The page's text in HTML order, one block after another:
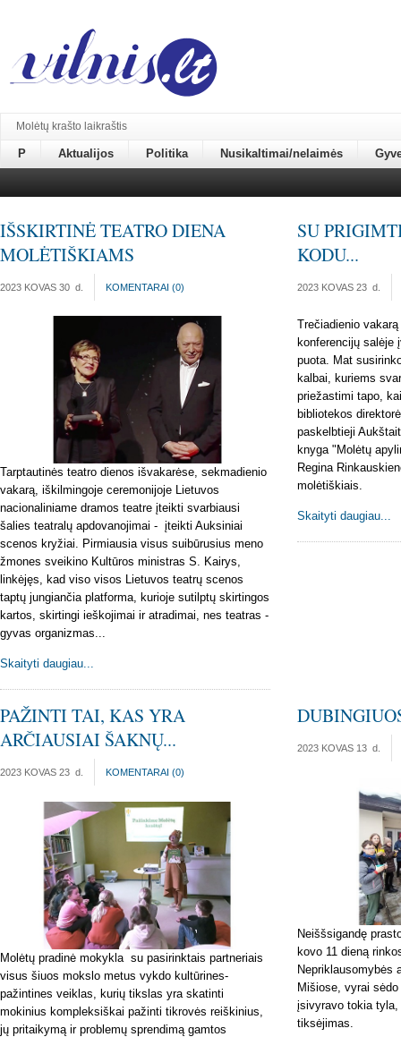
Molėtų krašto laikraštis
P Aktualijos Politika Nusikaltimai/nelaimės
IŠSKIRTINĖ TEATRO DIENA
MOLĖTIŠKIAMS
2023 KOVAS 30 d. KOMENTARAI (0)
Tarptautinės teatro dienos išvakarėse, sekmadienio
vakarą, iškilmingoje ceremonijoje Lietuvos
nacionaliniame dramos teatre įteikti svarbiausi
šalies teatralų apdovanojimai - įteikti Auksiniai
scenos kryžiai. Pirmiausia visus suibūrusius meno
žmones sveikino Kultūros ministras S. Kairys,
linkėjęs, kad viso visos Lietuvos teatrų scenos
taptų jungiančia platforma, kurioje sutilptų skirtingos
kartos, skirtingi ieškojimai ir atradimai, nes teatras -
gyvas organizmas...
Skaityti daugiau...
SU
KODU...
2023 KOVAS 23 d.
Trečiadienio
konferencijų
puota. Mat
kalbai, kuriems
priežastimi tapo,
bibliotekos
paskelbtieji
knyga "Molėtų
Regina
molėtiškiais.
Skaityti daugiau...
PAŽINTI TAI, KAS YRA
ARČIAUSIAI ŠAKNŲ...
2023 KOVAS 23 d. KOMENTARAI (0)
Molėtų pradinė mokykla su pasirinktais partneriais
visus šiuos mokslo metus vykdo kultūrines-
pažintines veiklas, kurių tikslas yra skatinti
mokinius kompleksiškai pažinti tikrovės reiškinius,
jų pritaikymą ir problemų sprendimą gamtos
2023 KOVAS 13 d.
Neiššsigandę
kovo 11 dieną
Nepriklausomybės
Mišiose, vyrai
įsivyravo tokia
tiksėjimas.